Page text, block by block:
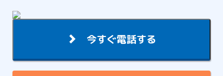
今すぐ電話する